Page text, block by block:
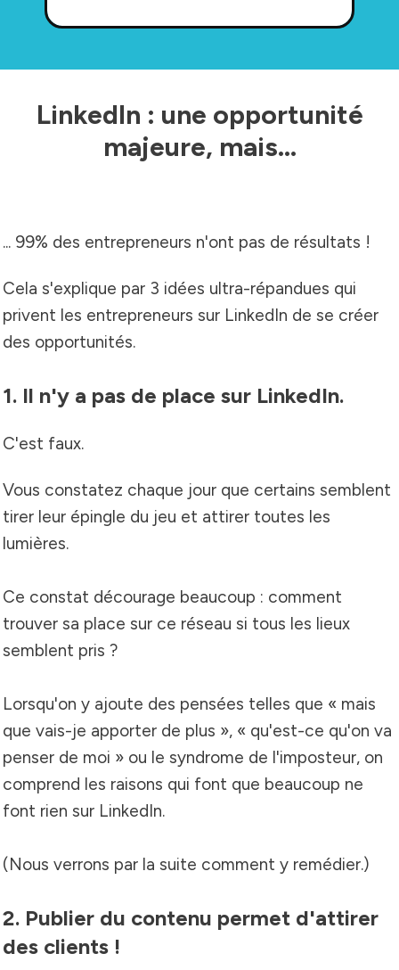
LinkedIn : une opportunité
majeure, mais...
... 99% des entrepreneurs n'ont pas de résultats !
Cela s'explique par 3 idées ultra-répandues qui
privent les entrepreneurs sur LinkedIn de se créer
des opportunités.
1. Il n'y a pas de place sur LinkedIn.
C'est faux.
Vous constatez chaque jour que certains semblent
tirer leur épingle du jeu et attirer toutes les
lumières.
Ce constat décourage beaucoup : comment
trouver sa place sur ce réseau si tous les lieux
semblent pris ?
Lorsqu'on y ajoute des pensées telles que « mais
que vais-je apporter de plus », « qu'est-ce qu'on va
penser de moi » ou le syndrome de l'imposteur, on
comprend les raisons qui font que beaucoup ne
font rien sur LinkedIn.
(Nous verrons par la suite comment y remédier.)
2. Publier du contenu permet d'attirer
des clients !